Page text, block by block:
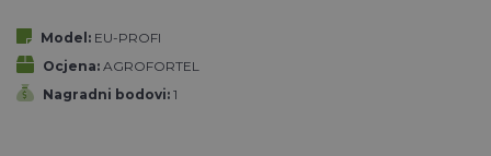
Model: EU-PROFI
Ocjena: AGROFORTEL
Nagradni bodovi: 1